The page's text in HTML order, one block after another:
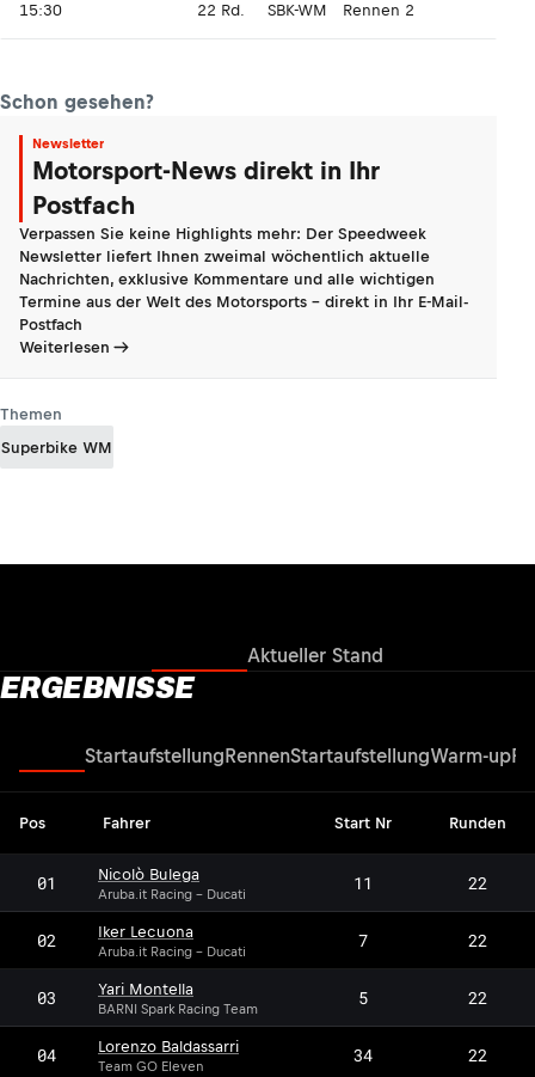
15:30 22 Rd. SBK-WM Rennen 2
Schon gesehen?
Newsletter
Motorsport-News direkt in Ihr
Postfach
Verpassen Sie keine Highlights mehr: Der Speedweek
Newsletter liefert Ihnen zweimal wöchentlich aktuelle
Nachrichten, exklusive Kommentare und alle wichtigen
Termine aus der Welt des Motorsports - direkt in Ihr E-Mail-
Postfach
Weiterlesen
Themen
Superbike WM
Aktueller Stand
ERGEBNISSE
StartaufstellungRennenStartaufstellungWarm-up
Pos Fahrer Start Nr Runden
01 Nicolò Bulega
Aruba.it Racing - Ducati 11 22
02 Iker Lecuona
Aruba.it Racing - Ducati 7 22
03 Yari Montella
BARNI Spark Racing Team 5 22
04 Lorenzo Baldassarri
Team GO Eleven 34 22